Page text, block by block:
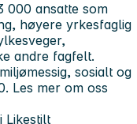
000 ansatte som
høyere yrkesfaglig
andre fagfelt.
sosialt og
Les mer om oss
Likestilt